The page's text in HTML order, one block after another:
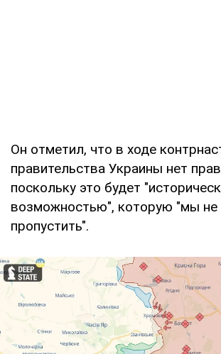
Он отметил, что в ходе
правительства Украины нет
поскольку это будет
возможностью", которую "мы
пропустить".